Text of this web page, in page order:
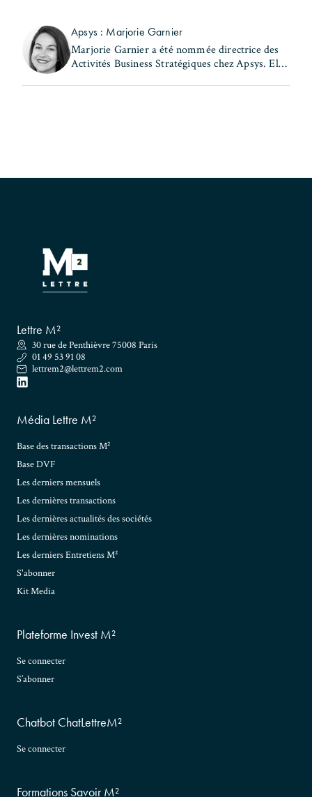
Apsys : Marjorie Garnier
Marjorie Garnier a été nommée directrice des
Activités Business Stratégiques chez Apsys. Elle
Lettre M²
30 rue de Penthièvre 75008 Paris
01 49 53 91 08
lettrem2@lettrem2.com
Média Lettre M²
Base des transactions M²
Base DVF
Les derniers mensuels
Les dernières transactions
Les dernières actualités des sociétés
Les dernières nominations
Les derniers Entretiens M²
S'abonner
Kit Media
Plateforme Invest M²
Se connecter
S’abonner
Chatbot ChatLettreM²
Se connecter
Formations Savoir M²